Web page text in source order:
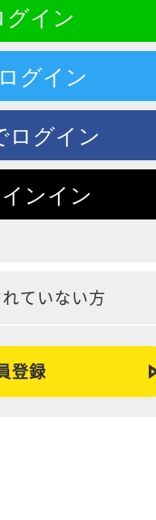
グイン
グイン
ログイン
ンイン
ていない方
登録